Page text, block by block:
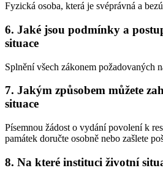
Fyzická osoba, která je svéprávná a
6. Jaké jsou podmínky a
situace
Splnění všech zákonem požadovaných
7. Jakým způsobem můžete
situace
Písemnou žádost o vydání povolení k
památek doručte osobně nebo zašlete
8. Na které instituci životní